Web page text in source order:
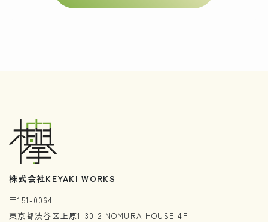
株式会社KEYAKI WORKS
〒151-0064
東京都渋谷区上原1-30-2 NOMURA HOUSE 4F